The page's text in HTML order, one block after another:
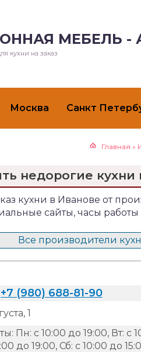
МЕБЕЛЬ -
кухни на заказ
Москва Санкт
Главная »
недорогие
кухни в Иванове от
сайты, часы
Все производители
+7 (980) 688-81-90
1
Пн: с 10:00 до 19:00, Вт: с
до 19:00, Сб: с 10:00 до